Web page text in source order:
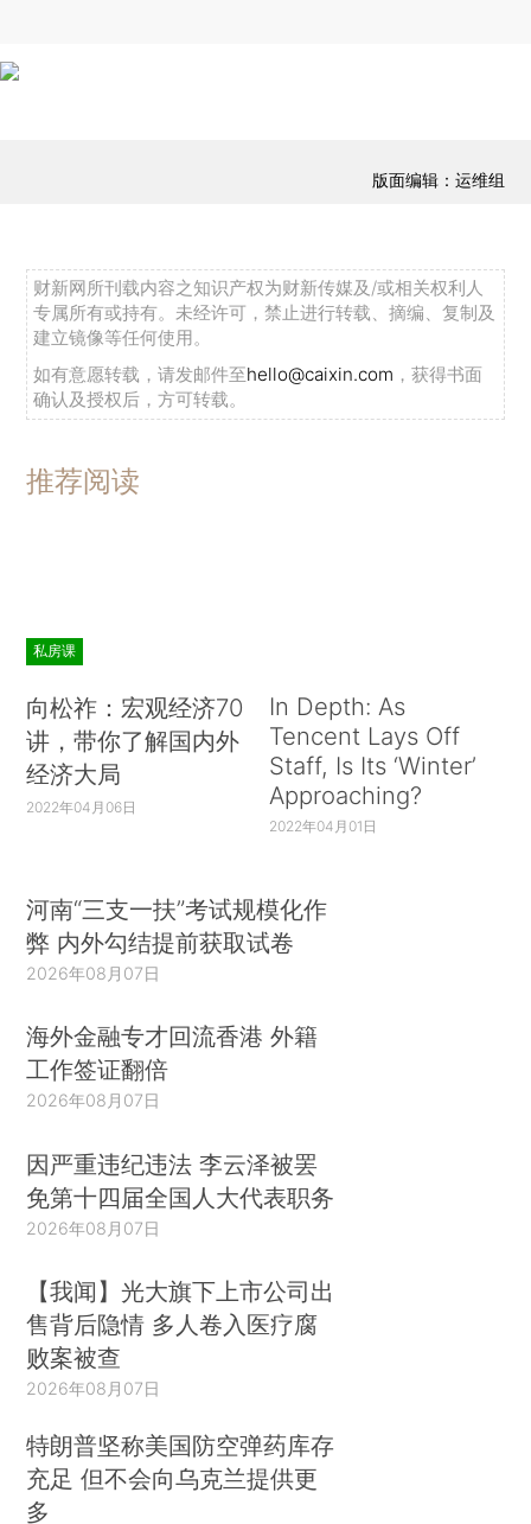
版面编辑：运维组
财新网所刊载内容之知识产权为财新传媒及/或相关权利人
专属所有或持有。未经许可，禁止进行转载、摘编、复制及
建立镜像等任何使用。
如有意愿转载，请发邮件至hello@caixin.com ，获得书面
确认及授权后，方可转载。
推荐阅读
私房课
向松祚：宏观经济70
讲，带你了解国内外
经济大局
2022年04月06日
In Depth: As
Tencent Lays Off
Staff, Is Its ‘Winter’
Approaching?
2022年04月01日
河南“三支一扶”考试规模化作
弊 内外勾结提前获取试卷
2026年08月07日
海外金融专才回流香港 外籍
工作签证翻倍
2026年08月07日
因严重违纪违法 李云泽被罢
免第十四届全国人大代表职务
2026年08月07日
【我闻】光大旗下上市公司出
售背后隐情 多人卷入医疗腐
败案被查
2026年08月07日
特朗普坚称美国防空弹药库存
充足 但不会向乌克兰提供更
多